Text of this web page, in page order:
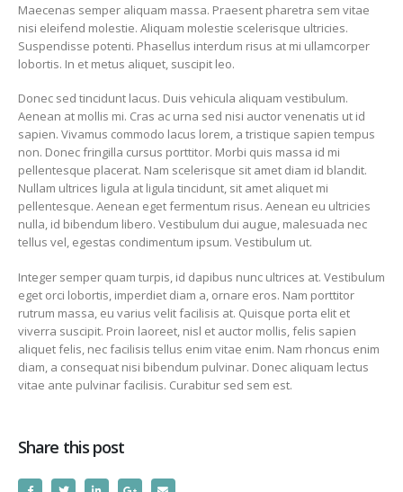
Maecenas semper aliquam massa. Praesent pharetra sem vitae
nisi eleifend molestie. Aliquam molestie scelerisque ultricies.
Suspendisse potenti. Phasellus interdum risus at mi ullamcorper
lobortis. In et metus aliquet, suscipit leo.
Donec sed tincidunt lacus. Duis vehicula aliquam vestibulum.
Aenean at mollis mi. Cras ac urna sed nisi auctor venenatis ut id
sapien. Vivamus commodo lacus lorem, a tristique sapien tempus
non. Donec fringilla cursus porttitor. Morbi quis massa id mi
pellentesque placerat. Nam scelerisque sit amet diam id blandit.
Nullam ultrices ligula at ligula tincidunt, sit amet aliquet mi
pellentesque. Aenean eget fermentum risus. Aenean eu ultricies
nulla, id bibendum libero. Vestibulum dui augue, malesuada nec
tellus vel, egestas condimentum ipsum. Vestibulum ut.
Integer semper quam turpis, id dapibus nunc ultrices at. Vestibulum
eget orci lobortis, imperdiet diam a, ornare eros. Nam porttitor
rutrum massa, eu varius velit facilisis at. Quisque porta elit et
viverra suscipit. Proin laoreet, nisl et auctor mollis, felis sapien
aliquet felis, nec facilisis tellus enim vitae enim. Nam rhoncus enim
diam, a consequat nisi bibendum pulvinar. Donec aliquam lectus
vitae ante pulvinar facilisis. Curabitur sed sem est.
Share this post